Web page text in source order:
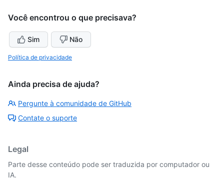
Você encontrou o que precisava?
Sim Não
Política de privacidade
Ainda precisa de ajuda?
Pergunte à comunidade de GitHub
Contate o suporte
Legal
Parte desse conteúdo pode ser traduzida por computador ou
IA.